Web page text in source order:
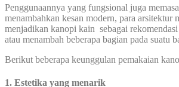
Penggunaannya yang fungsional juga
menambahkan kesan modern, para arsitektur
menjadikan kanopi kain sebagai
atau menambah beberapa bagian pada suatu
Berikut beberapa keunggulan pemakaian
1. Estetika yang menarik